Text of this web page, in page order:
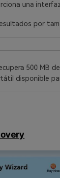
una
por
500 MB
disponible